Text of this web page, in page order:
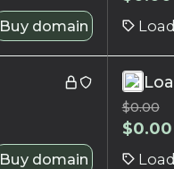
Buy domain
Buy domain
$0.00
$0.00